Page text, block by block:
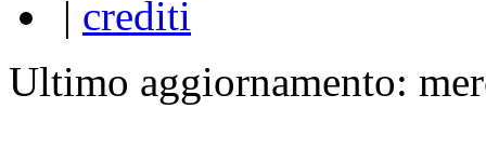
| crediti
Ultimo aggiornamento: